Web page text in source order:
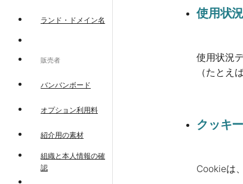
ランド・ドメイン名
販売者
バンバンボード
オプション利用料
紹介用の素材
組織と本人情報の確
認
使用状
使用状況
（たとえ
クッキー
Cookieは